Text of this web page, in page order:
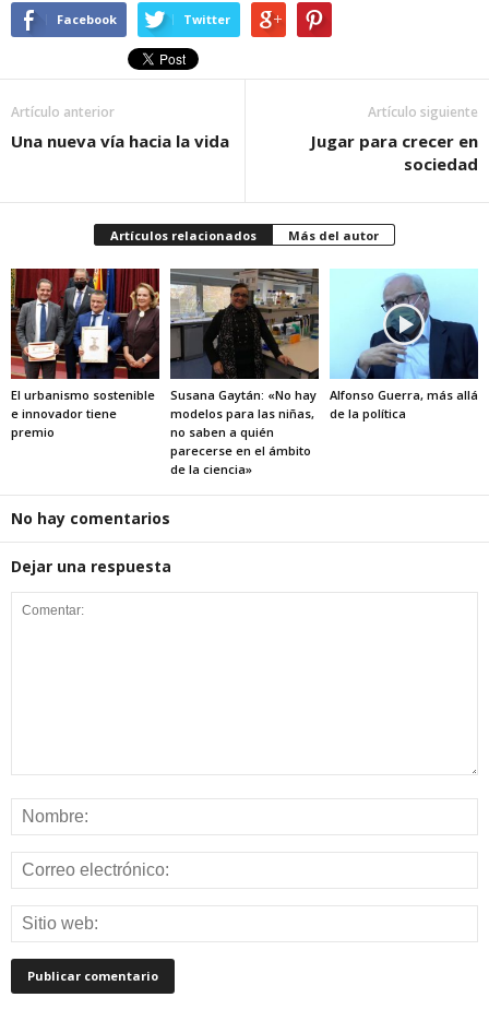
Facebook Twitter
Artículo anterior
Una nueva vía hacia la vida
Artículo siguiente
Jugar para crecer en
sociedad
Artículos relacionados Más del autor
El urbanismo sostenible
e innovador tiene
premio
Susana Gaytán: «No hay
modelos para las niñas,
no saben a quién
parecerse en el ámbito
de la ciencia»
Alfonso Guerra, más allá
de la política
No hay comentarios
Dejar una respuesta